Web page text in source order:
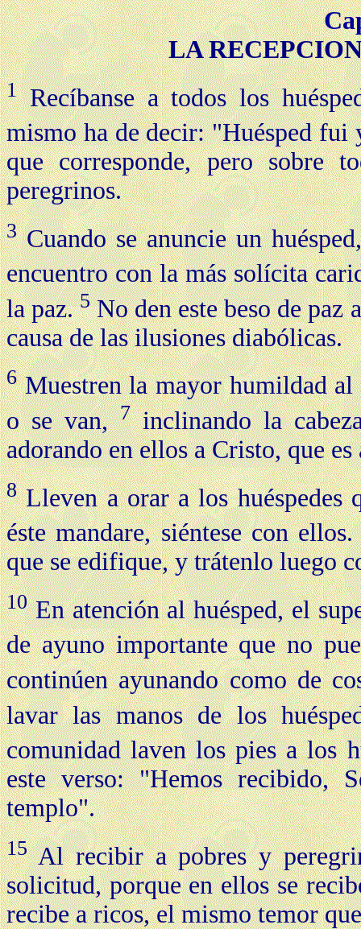
LA
1Recíbanse a todos los
mismo ha de decir: "Huésped
que corresponde, pero
peregrinos.
3Cuando se anuncie un
encuentro con la más solícita
la paz.5No den este beso de paz
causa de las ilusiones diabólicas.
6Muestren la mayor humildad al
o se van,7inclinando la
adorando en ellos a Cristo, que es
8Lleven a orar a los huéspedes
éste mandare, siéntese con
que se edifique, y trátenlo luego
10En atención al huésped, el
de ayuno importante que no
continúen ayunando como de
lavar las manos de los
comunidad laven los pies a los
este verso: "Hemos recibido,
templo".
15Al recibir a pobres y
solicitud, porque en ellos se
recibe a ricos, el mismo temor